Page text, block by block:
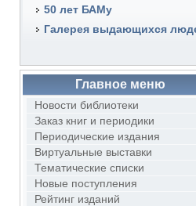
50 лет БАМу
Галерея выдающихся
Главное меню
Новости библиотеки
Заказ книг и периодики
Периодические издания
Виртуальные выставки
Тематические списки
Новые поступления
Рейтинг изданий